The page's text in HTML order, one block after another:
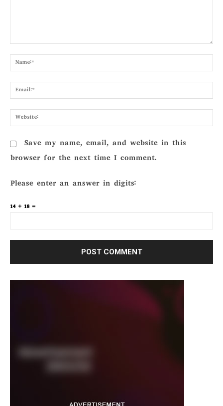
Save my name, email, and website in this
browser for the next time I comment.
Please enter an answer in digits:
14 + 18 =